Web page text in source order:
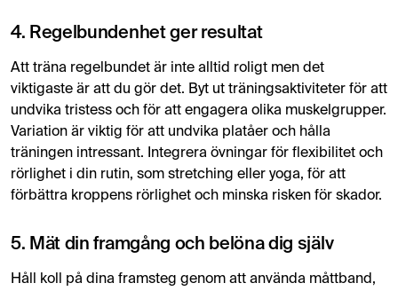
4. Regelbundenhet ger resultat
Att träna regelbundet är inte alltid roligt men det
viktigaste är att du gör det. Byt ut träningsaktiviteter för att
undvika tristess och för att engagera olika muskelgrupper.
Variation är viktig för att undvika platåer och hålla
träningen intressant. Integrera övningar för flexibilitet och
rörlighet i din rutin, som stretching eller yoga, för att
förbättra kroppens rörlighet och minska risken för skador.
5. Mät din framgång och belöna dig själv
Håll koll på dina framsteg genom att använda måttband,